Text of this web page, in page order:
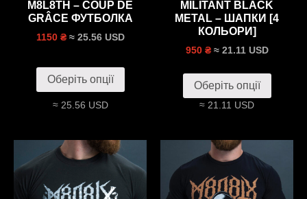
M8L8TH – COUP DE
GRÂCE ФУТБОЛКА
1150 ₴ ≈ 25.56 USD
Оберіть опції
≈ 25.56 USD
MILITANT BLACK
METAL – ШАПКИ [4
КОЛЬОРИ]
950 ₴ ≈ 21.11 USD
Оберіть опції
≈ 21.11 USD